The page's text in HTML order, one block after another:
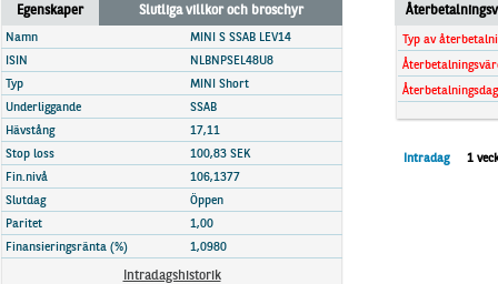
Marknadsöversikt
Egenskaper Slutliga villkor och broschyr
Namn
MINI S SSAB LEV14
ISIN
NLBNPSEL48U8
Typ
MINI Short
Underliggande
SSAB
Hävstång
17,11
Stop loss
100,83 SEK
Fin.nivå
106,1377
Slutdag
Öppen
Paritet
1,00
Finansieringsränta (%)
1,0980
Intradagshistorik
Typ av
Återbetalningsdag
Intradag 1